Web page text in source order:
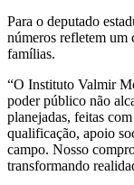
Para o deputado
números refletem um
famílias.
“O Instituto Valmir
poder público não
planejadas, feitas
qualificação, apoio
campo. Nosso
transformando